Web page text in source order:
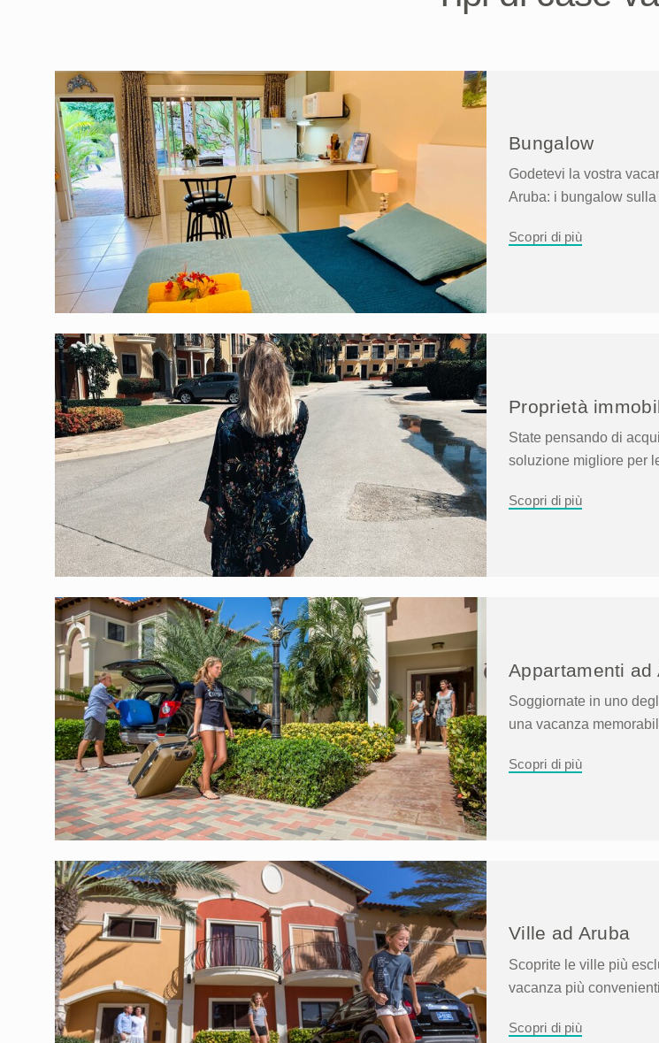
Bungalow
Godetevi la vostra
Aruba: i bungalow
Scopri di più
Proprietà
State pensando di
soluzione migliore per
Scopri di più
Appartamenti ad
Soggiornate in uno
una vacanza
Scopri di più
Ville ad Aruba
Scoprite le ville più
vacanza più
Scopri di più